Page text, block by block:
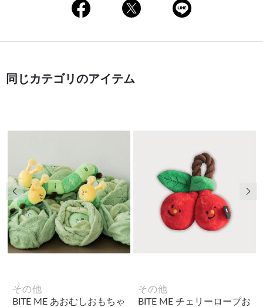
同じカテゴリのアイテム
その他
BITE ME あおむしおもちゃ
その他
BITE ME チェリーロープお
前の画像 次